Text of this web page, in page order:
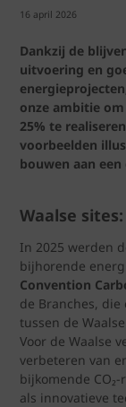
16 april 2026
Dankzij de
uitvoering en
onze ambitie om
25% te
voorbeelden
bouwen aan
Waalse
In 2025 werden
bijhorende
Convention
de Branches,
tussen de
Voor de Waalse
verbeteren van
bijkomende
als innovatieve